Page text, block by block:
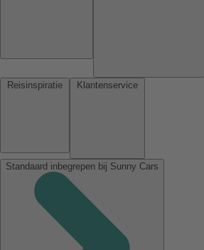
Standaard inbegrepen bij Sunny Cars